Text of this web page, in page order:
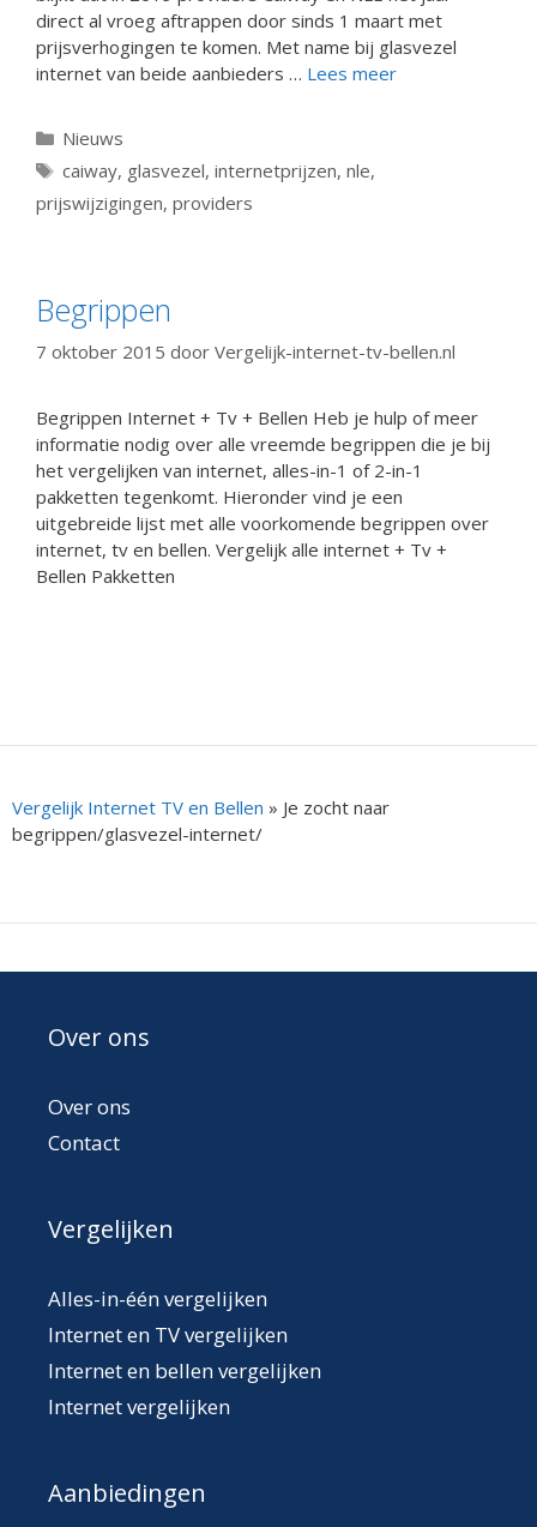
direct al vroeg aftrappen door sinds 1 maart met
prijsverhogingen te komen. Met name bij glasvezel
internet van beide aanbieders … Lees meer
Categorieën
Nieuws
Tags
caiway, glasvezel, internetprijzen, nle,
prijswijzigingen, providers
Begrippen
7 oktober 2015 door Vergelijk-internet-tv-bellen.nl
Begrippen Internet + Tv + Bellen Heb je hulp of meer
informatie nodig over alle vreemde begrippen die je bij
het vergelijken van internet, alles-in-1 of 2-in-1
pakketten tegenkomt. Hieronder vind je een
uitgebreide lijst met alle voorkomende begrippen over
internet, tv en bellen. Vergelijk alle internet + Tv +
Bellen Pakketten
Vergelijk Internet TV en Bellen » Je zocht naar
begrippen/glasvezel-internet/
Over ons
Over ons
Contact
Vergelijken
Alles-in-één vergelijken
Internet en TV vergelijken
Internet en bellen vergelijken
Internet vergelijken
Aanbiedingen